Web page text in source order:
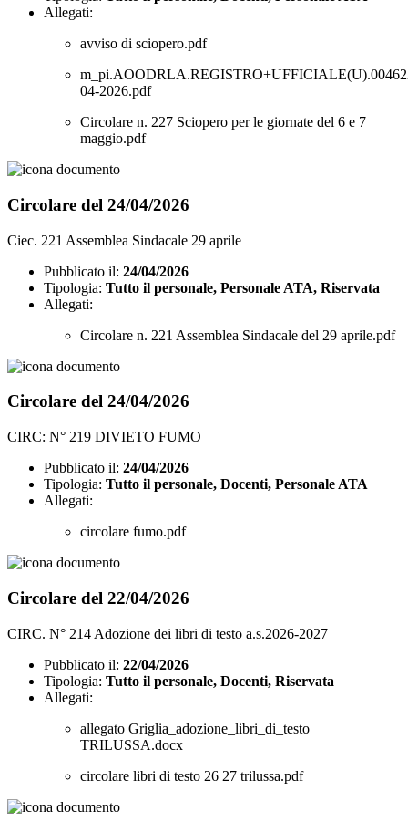
Allegati:
avviso di sciopero.pdf
04-2026.pdf
Circolare n. 227 Sciopero per le giornate del 6 e 7
maggio.pdf
Circolare del 24/04/2026
Ciec. 221 Assemblea Sindacale 29 aprile
Pubblicato il: 24/04/2026
Tipologia: Tutto il personale, Personale ATA, Riservata
Allegati:
Circolare n. 221 Assemblea Sindacale del 29 aprile.pdf
Circolare del 24/04/2026
CIRC: N° 219 DIVIETO FUMO
Pubblicato il: 24/04/2026
Tipologia: Tutto il personale, Docenti, Personale ATA
Allegati:
circolare fumo.pdf
Circolare del 22/04/2026
CIRC. N° 214 Adozione dei libri di testo a.s.2026-2027
Pubblicato il: 22/04/2026
Tipologia: Tutto il personale, Docenti, Riservata
Allegati:
allegato Griglia_adozione_libri_di_testo
TRILUSSA.docx
circolare libri di testo 26 27 trilussa.pdf